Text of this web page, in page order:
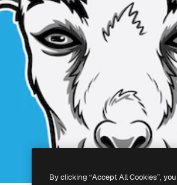
By clicking “Accept All Cookies”,